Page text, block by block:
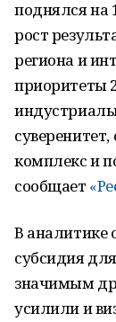
поднялся на
рост
региона и
приоритеты
комплекс и
сообщает
В аналитике
субсидия
значимым
усилили и